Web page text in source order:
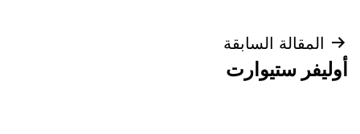
تصفّح
المقالات
المقالة السابقة
أوليفر ستيوارت